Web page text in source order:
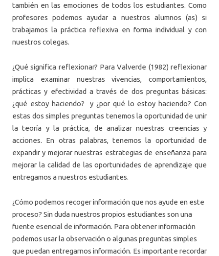
también en las emociones de todos los estudiantes. Como
profesores podemos ayudar a nuestros alumnos (as) si
trabajamos la práctica reflexiva en forma individual y con
nuestros colegas.
¿Qué significa reflexionar? Para Valverde (1982) reflexionar
implica examinar nuestras vivencias, comportamientos,
prácticas y efectividad a través de dos preguntas básicas:
¿qué estoy haciendo? y ¿por qué lo estoy haciendo? Con
estas dos simples preguntas tenemos la oportunidad de unir
la teoría y la práctica, de analizar nuestras creencias y
acciones. En otras palabras, tenemos la oportunidad de
expandir y mejorar nuestras estrategias de enseñanza para
mejorar la calidad de las oportunidades de aprendizaje que
entregamos a nuestros estudiantes.
¿Cómo podemos recoger información que nos ayude en este
proceso? Sin duda nuestros propios estudiantes son una
fuente esencial de información. Para obtener información
podemos usar la observación o algunas preguntas simples
que puedan entregarnos información. Es importante recordar